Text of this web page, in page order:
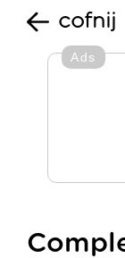
cofnij
Ads